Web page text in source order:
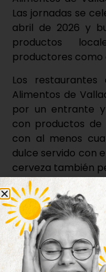
Las jornadas se
abril de 2026 y
productos
productores como
Los restaurantes
Alimentos de
por un entrante
con productos de
con al menos
dulce servido con
cerveza también
Podrán incluirse
Santa, como las
los comercios
promocionar
fechas,
productos